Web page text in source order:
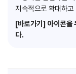
지속적으로 확대하
[바로가기] 아이콘을
다.